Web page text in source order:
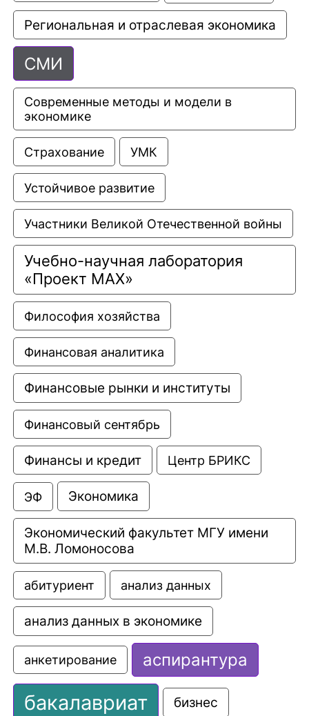
Региональная и отраслевая экономика
СМИ
Современные методы и модели в
экономике
Страхование УМК
Устойчивое развитие
Участники Великой Отечественной войны
Учебно-научная лаборатория
«Проект МАХ»
Философия хозяйства
Финансовая аналитика
Финансовые рынки и институты
Финансовый сентябрь
Финансы и кредит Центр БРИКС
ЭФ Экономика
Экономический факультет МГУ имени
М.В. Ломоносова
абитуриент анализ данных
анализ данных в экономике
анкетирование аспирантура
бакалавриат бизнес